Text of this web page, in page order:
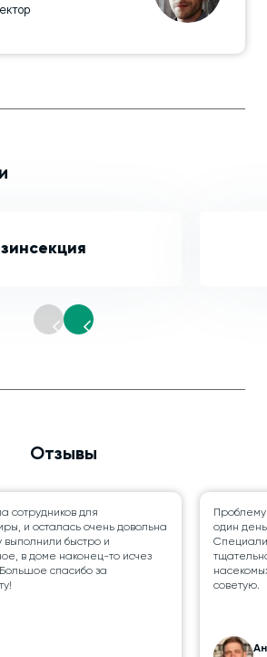
Отзывы
сотрудников для
и осталась очень довольна
выполнили быстро и
в доме наконец-то исчез
спасибо за
один
советую.